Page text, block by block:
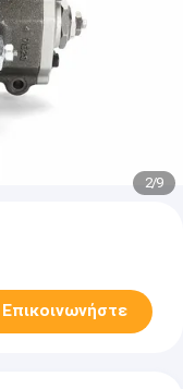
2/9
Επικοινωνήστε